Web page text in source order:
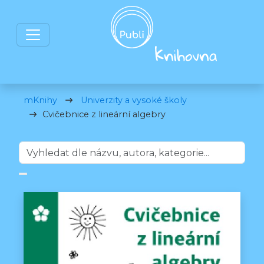
mKnihy
Univerzity a vysoké školy
Cvičebnice z lineární algebry